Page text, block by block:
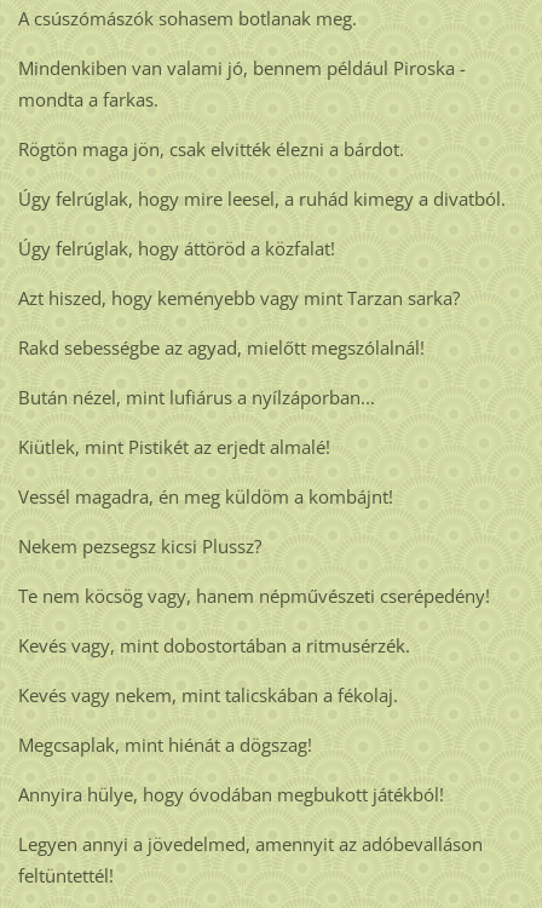
A csúszómászók sohasem botlanak meg.
Mindenkiben van valami jó, bennem például Piroska -
mondta a farkas.
Rögtön maga jön, csak elvitték élezni a bárdot.
Úgy felrúglak, hogy mire leesel, a ruhád kimegy a divatból.
Úgy felrúglak, hogy áttöröd a közfalat!
Azt hiszed, hogy keményebb vagy mint Tarzan sarka?
Rakd sebességbe az agyad, mielőtt megszólalnál!
Bután nézel, mint lufiárus a nyílzáporban...
Kiütlek, mint Pistikét az erjedt almalé!
Vessél magadra, én meg küldöm a kombájnt!
Nekem pezsegsz kicsi Plussz?
Te nem köcsög vagy, hanem népművészeti cserépedény!
Kevés vagy, mint dobostortában a ritmusérzék.
Kevés vagy nekem, mint talicskában a fékolaj.
Megcsaplak, mint hiénát a dögszag!
Annyira hülye, hogy óvodában megbukott játékból!
Legyen annyi a jövedelmed, amennyit az adóbevalláson
feltüntettél!